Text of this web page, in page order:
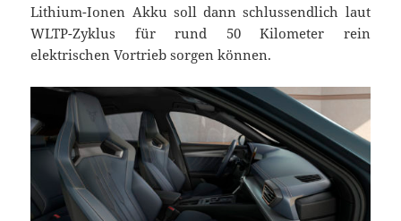
Lithium-Ionen Akku soll dann schlussendlich laut
WLTP-Zyklus für rund 50 Kilometer rein
elektrischen Vortrieb sorgen können.